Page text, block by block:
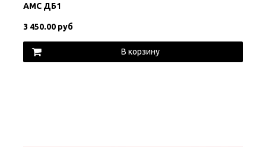
АМС ДБ1
3 450.00 руб
В корзину